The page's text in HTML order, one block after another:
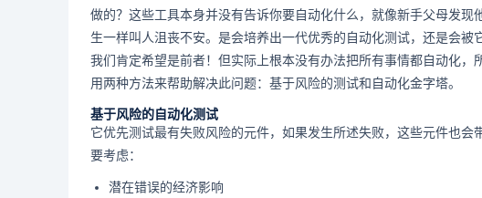
做的？这些工具本身并没有告诉你要自动化什么，就像新手父母发现
生一样叫人沮丧不安。是会培养出一代优秀的自动化测试，还是会被
我们肯定希望是前者！但实际上根本没有办法把所有事情都自动化，
用两种方法来帮助解决此问题：基于风险的测试和自动化金字塔。
基于风险的自动化测试
它优先测试最有失败风险的元件，如果发生所述失败，这些元件也会
要考虑：
潜在错误的经济影响